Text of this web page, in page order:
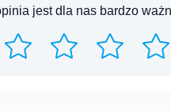
jest dla nas bardzo